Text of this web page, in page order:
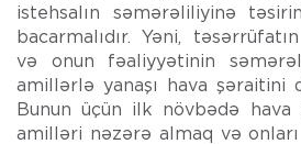
istehsalın səmərəliliyinə
bacarmalıdır. Yəni,
və onun fəaliyyətinin
amillərlə yanaşı hava şəraitini
Bunun üçün ilk növbədə hava
amilləri nəzərə almaq və